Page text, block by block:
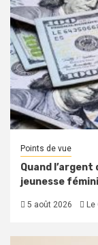
Points de vue
Quand
jeunesse
5 août 2026 Le